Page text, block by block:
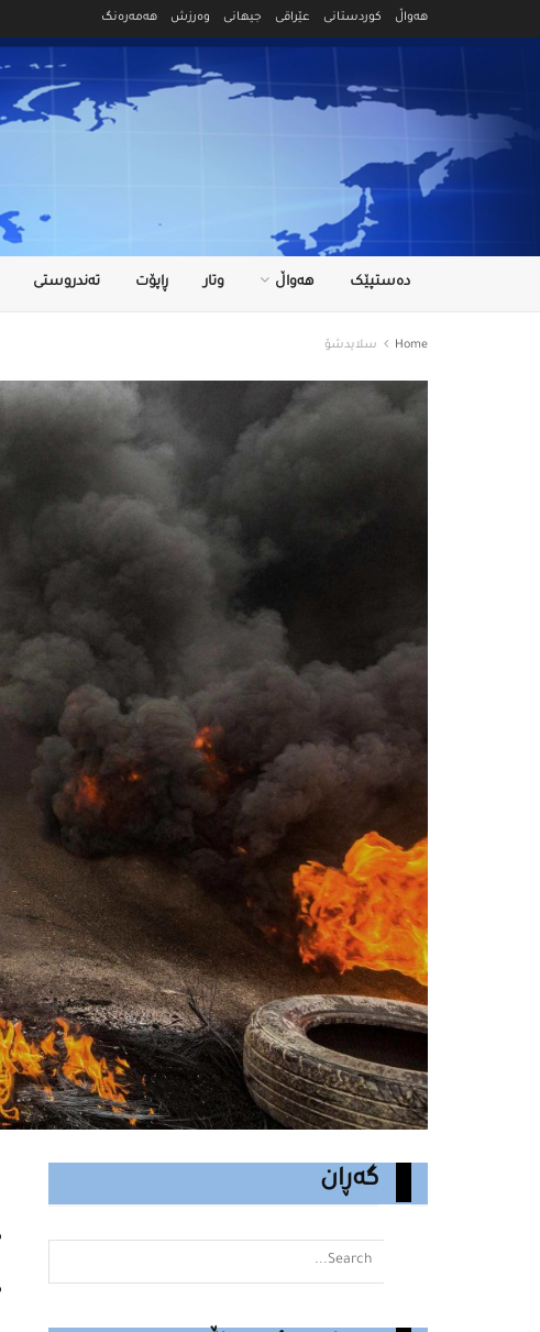
هەواڵ کوردستانی عێراقی جیهانی وەرزش هەمەرەنگ
دەستپێک هەواڵ وتار ڕاپۆت تەندروستى
Home سلایدشۆ
گەڕان